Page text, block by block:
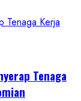
Tenaga Kerja
Tenaga